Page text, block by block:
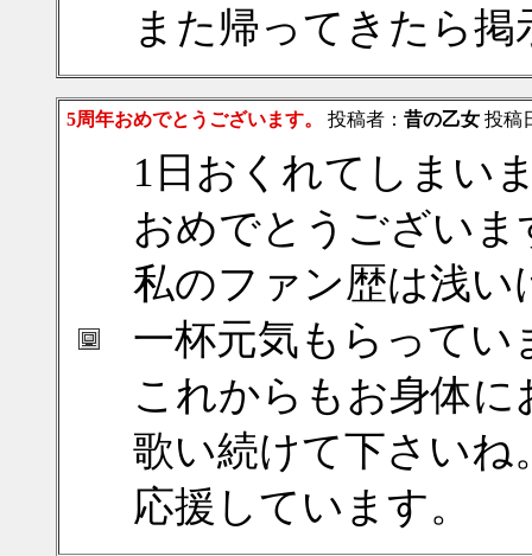
また帰ってきたら
5周年おめでとうございます。 投稿者： 昔の乙女 投稿
1日おくれてしまい
おめでとうございま
私のファン歴は浅い
一杯元気もらってい
これからもお身体
歌い続けて下さいね
応援しています。